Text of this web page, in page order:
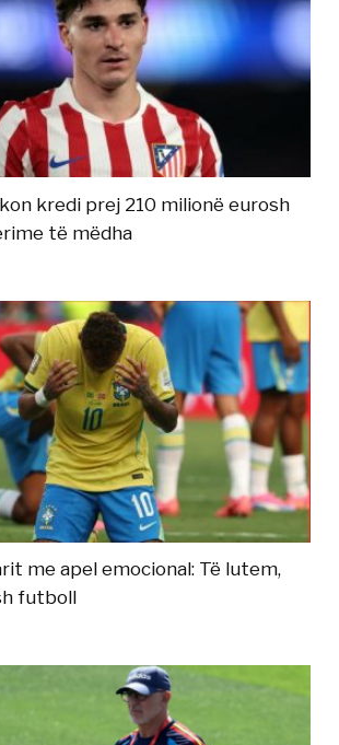
kredi prej 210 milionë eurosh
të mëdha
me apel emocional: Të lutem,
futboll